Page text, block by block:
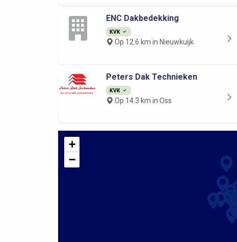
ENC Dakbedekking
KVK
Op 12.6 km in Nieuwkuijk
Peters Dak Technieken
KVK
Op 14.3 km in Oss
+
−